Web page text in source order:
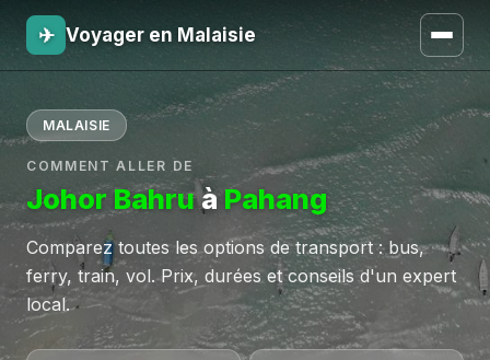
✈ Voyager en Malaisie
MALAISIE
COMMENT ALLER DE
Johor BahruàPahang
Comparez toutes les options de transport : bus,
ferry, train, vol. Prix, durées et conseils d'un expert
local.